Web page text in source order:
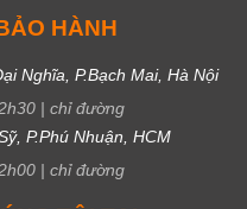
HÀNH
Nghĩa, P.Bạch Mai, Hà Nội
| chỉ đường
P.Phú Nhuận, HCM
| chỉ đường